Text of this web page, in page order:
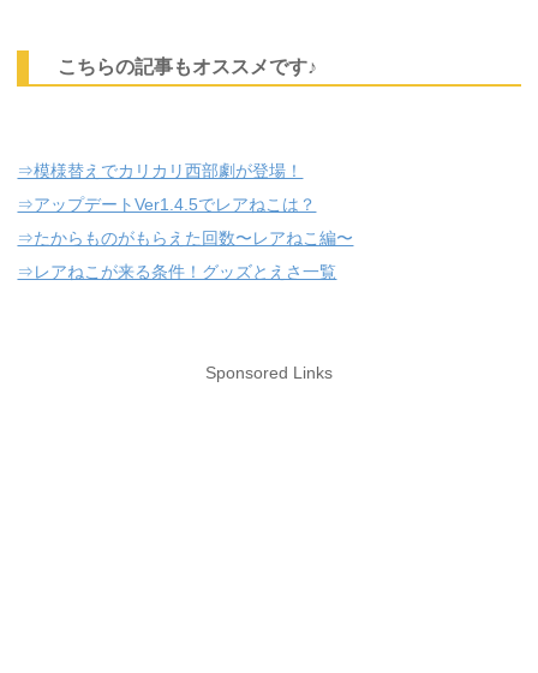
こちらの記事もオススメです♪
⇒模様替えでカリカリ西部劇が登場！
⇒アップデートVer1.4.5でレアねこは？
⇒たからものがもらえた回数〜レアねこ編〜
⇒レアねこが来る条件！グッズとえさ一覧
Sponsored Links